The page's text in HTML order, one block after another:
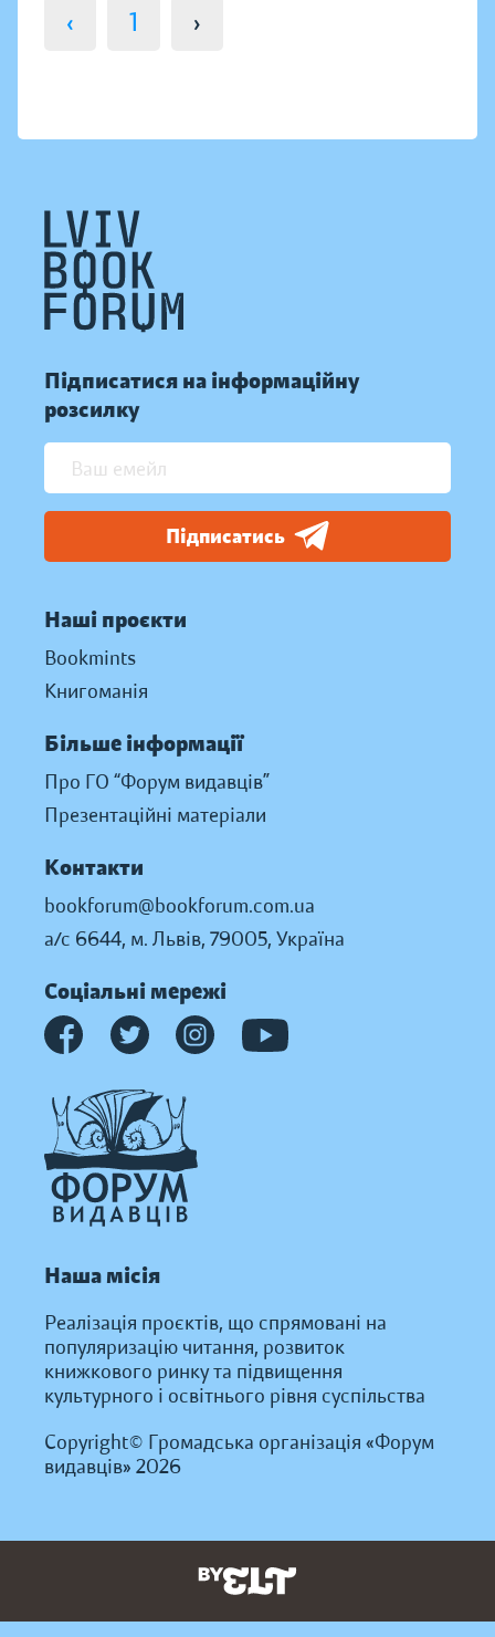
‹ 1 ›
Підписатися на інформаційну
розсилку
Підписатись
Наші проєкти
Bookmints
Книгоманія
Більше інформації
Про ГО “Форум видавців”
Презентаційні матеріали
Контакти
bookforum@bookforum.com.ua
а/с 6644, м. Львів, 79005, Україна
Соціальні мережі
Наша місія
Реалізація проєктів, що спрямовані на
популяризацію читання, розвиток
книжкового ринку та підвищення
культурного і освітнього рівня суспільства
Copyright© Громадська організація «Форум
видавців» 2026